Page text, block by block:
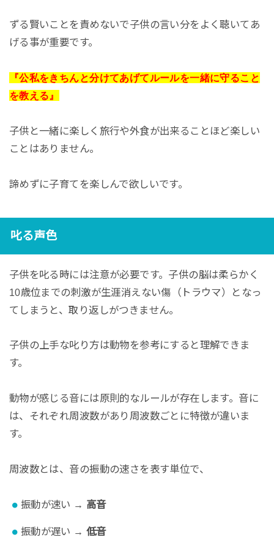
ずる賢いことを責めないで子供の言い分をよく聴いてあ
げる事が重要です。
『公私をきちんと分けてあげてルールを一緒に守ること
を教える』
子供と一緒に楽しく旅行や外食が出来ることほど楽しい
ことはありません。
諦めずに子育てを楽しんで欲しいです。
叱る声色
子供を叱る時には注意が必要です。子供の脳は柔らかく
10歳位までの刺激が生涯消えない傷（トラウマ）となっ
てしまうと、取り返しがつきません。
子供の上手な叱り方は動物を参考にすると理解できま
す。
動物が感じる音には原則的なルールが存在します。音に
は、それぞれ周波数があり周波数ごとに特徴が違いま
す。
周波数とは、音の振動の速さを表す単位で、
振動が速い → 高音
振動が遅い → 低音